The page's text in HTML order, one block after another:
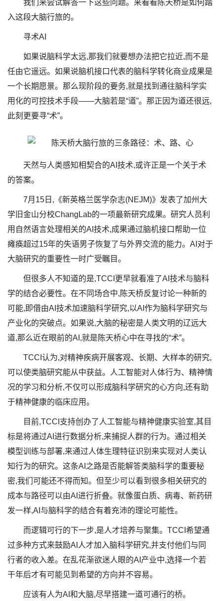
我们来尝试解答一下这些问题。来看看陈天桥是如何踏
入这段大脑行旅的。
寻术AI
如果说脑科学太远,那我们就要想办法把它拉近,而不是
任由它遥远。如果说脑机接口代表的脑科学转化商业成果是
一个长期愿景。那么现阶段的要务,就是找到通往脑科学实
用化的可控技术手段——大脑若是“道”。那正因为道还很远,
此刻更要寻“术”。
天然与人类感知相契合的AI技术,或许正是一个关于术
的答案。
7月15日,《新英格兰医学杂志(NEJM)》发表了加州大
学旧金山分校ChangLab的一项最新研究成果。研究人员利
用自然语言处理相关的AI技术,成果通过脑机接口帮助一位
瘫痪超过15年的失语男子恢复了与外界交流的能力。AI对于
大脑研究的重要性一时广受瞩目。
但很多人不知道的是,TCCI更早就看准了AI技术与脑科
学的结合必要性。在不同场合中,陈天桥反复讨论一种新的
可能,即借由AI技术加速脑科学研究,以AI作为脑科学研究与
产业化的突破点。如果说,大脑的秘密是人类文明的辽远大
道,那么近在眼前的AI,就是陈天桥心中在寻找的“术”。
TCCI认为,对精神疾病开展客观、长期、大样本的研究,
可以使类脑研究能从中获益。人工智能对人体行为、精神情
况的学习和分析,不仅可以形成脑科学研究的心方向,还有助
于精神健康的临床应用。
目前,TCCI支持创办了人工智能与精神健康实验室,其目
标是将通过AI进行数据分析,来捕捉人群的行为。通过相关
模型训练与部署,来通过人体生理特征识别来实现对人类认
知行为的研究。这条AI之路是否能解答类脑科学的重要秘
密,我们可能还不得而知。但至少可以看到很多相关研究的
成本与路径可以由AI进行折叠。就像蛋白质、病毒、新药研
发一样,AI与脑科学的结合有着充沛的理论可能性。
而逻辑可行的下一步,是人才培养与聚集。TCCI希望通
过多种方式来鼓励AI人才加入脑科学研究,并支付他们与同
行者的收入差。在乱花渐欲迷人眼的AI产业中,选择一个若
干年后才有可能见到希望的方向并不容易。
应该有人为AI和大脑,尽早搭建一道可通行的桥。